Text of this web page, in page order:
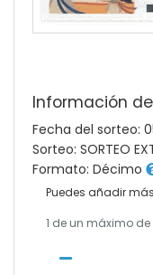
Información
Fecha del sorteo:
Sorteo: SORTEO
Formato: Décimo
Puedes añadir
1 de un máximo de